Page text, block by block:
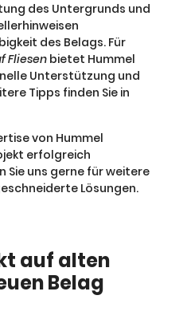
des Untergrunds und
des Belags. Für
Fliesenbietet Hummel
Unterstützung und
Tipps finden Sie in
von Hummel
erfolgreich
Sie uns gerne für weitere
Lösungen.
auf alten
Belag